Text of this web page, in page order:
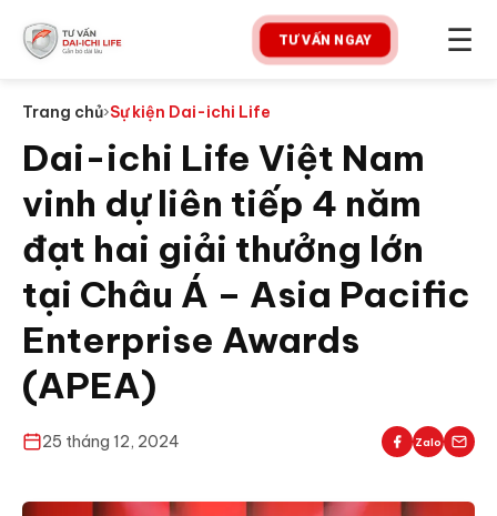
TƯ VẤN NGAY ☰
Trang chủ›Sự kiện Dai-ichi Life
Dai-ichi Life Việt Nam
vinh dự liên tiếp 4 năm
đạt hai giải thưởng lớn
tại Châu Á – Asia Pacific
Enterprise Awards
(APEA)
25 tháng 12, 2024 Zalo